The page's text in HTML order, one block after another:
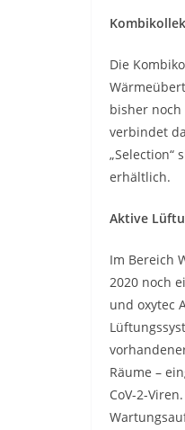
Die
bisher noch
verbindet
„Selection“
erhältlich.
Aktive
Im Bereich
2020 noch
und oxytec
Räume –
CoV-2-